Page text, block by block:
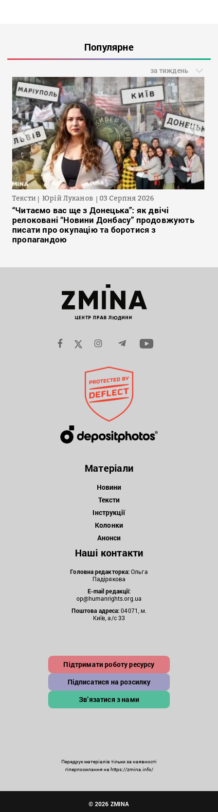
Популярне
за тиждень
Тексти Юрій Луканов 03 Серпня 2026
“Читаємо вас ще з Донецька”: як двічі
релоковані “Новини Донбасу” продовжують
писати про окупацію та боротися з
пропагандою
Матеріали
Новини
Тексти
Інструкції
Колонки
Анонси
Наші контакти
Головна редакторка:Ольга
Падірякова
E-mail редакції:
op@humanrights.org.ua
Поштова адреса:04071, м.
Київ, а/с 33
Підтримати роботу ресурсу
Підписатися на розсилку
Зв’язатися з нами
Передрук матеріалів тільки за наявності
гіперпосилання на https://zmina.info/
© 2026 ZMINA